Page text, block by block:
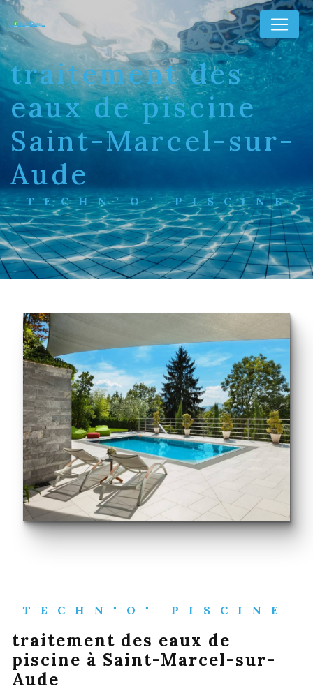
traitement des
eaux de piscine
Saint-Marcel-sur-
Aude
TECHN"O" PISCINE
TECHN"O" PISCINE
traitement des eaux de
piscine à Saint-Marcel-sur-
Aude
Panneau de gestion des cookies